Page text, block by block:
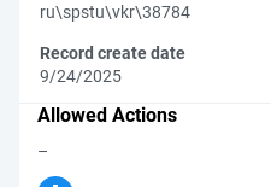
ru\spstu\vkr\38784
Record create date
9/24/2025
Allowed Actions
–